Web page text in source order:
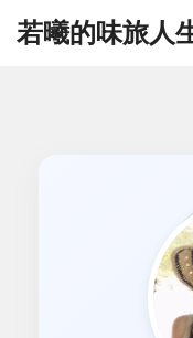
若曦的味旅人